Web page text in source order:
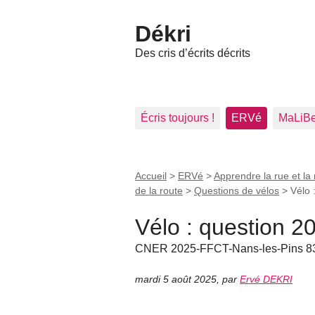
Dékri
Des cris d’écrits décrits
Écris toujours ! ERVé
Accueil > ERVé >Apprendre la rue et la
de la route > Questions de vélos > Vélo
Vélo : question
CNER 2025-FFCT-Nans-les-Pins
mardi 5 août 2025 par Ervé DEKRI